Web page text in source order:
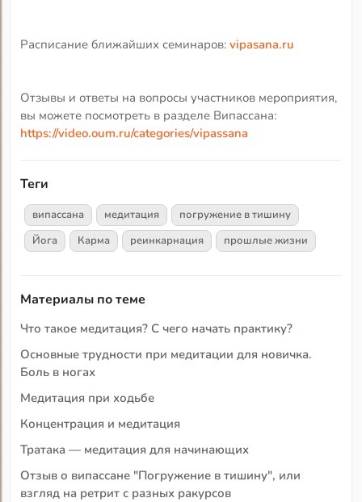
Расписание ближайших семинаров:vipasana.ru
Отзывы и ответы на вопросы участников мероприятия,
вы можете посмотреть в разделе Випассана:
https://video.oum.ru/categories/vipassana
Теги
випассана медитация
погружение в тишину
Йога
Карма реинкарнация прошлые жизни
Материалы по теме
Что такое медитация? С чего начать практику?
Основные трудности при медитации для новичка.
Боль в ногах
Медитация при ходьбе
Концентрация и медитация
Тратака — медитация для начинающих
Отзыв о випассане "Погружение в тишину", или
взгляд на ретрит с разных ракурсов